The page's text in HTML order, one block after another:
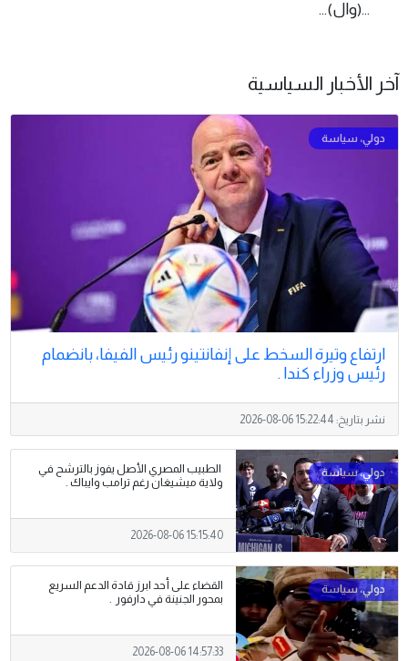
...(وال)...
آخر الأخبار السياسية
ارتفاع وتيرة السخط على إنفانتينو رئيس الفيفا، بانضمام
رئيس وزراء كندا .
نشر بتاريخ: 2026-08-06 15:22:44
الطبيب المصري الأصل يفوز بالترشح في
ولاية ميشيغان رغم ترامب وايباك .
2026-08-06 15:15:40
القضاء على أحد ابرز قادة الدعم السريع
بمحور الجنينة في دارفور .
2026-08-06 14:57:33